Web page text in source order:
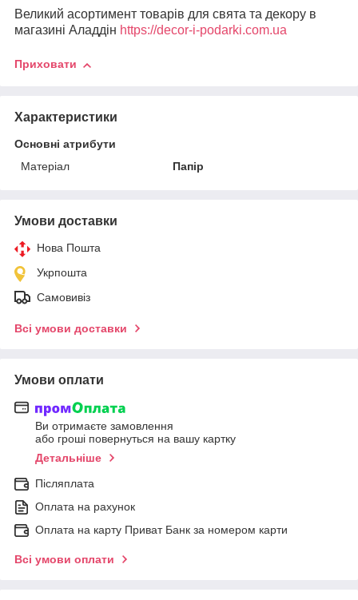
Великий асортимент товарів для свята та декору в
магазині Аладдін https://decor-i-podarki.com.ua
Приховати
Характеристики
Основні атрибути
Матеріал
Папір
Умови доставки
Нова Пошта
Укрпошта
Самовивіз
Всі умови доставки
Умови оплати
Ви отримаєте замовлення
або гроші повернуться на вашу картку
Детальніше
Післяплата
Оплата на рахунок
Оплата на карту Приват Банк за номером карти
Всі умови оплати